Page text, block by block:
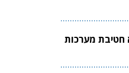
חטיבת מערכות